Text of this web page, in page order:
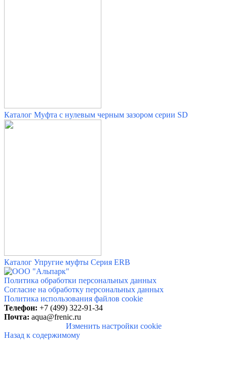
Каталог Муфта с нулевым черным зазором серии SD
Каталог Упругие муфты Серия ERB
Политика обработки персональных данных
Согласие на обработку персональных данных
Политика использования файлов cookie
Телефон: +7 (499) 322-91-34
Почта: aqua@frenic.ru
Изменить настройки cookie
Назад к содержимому